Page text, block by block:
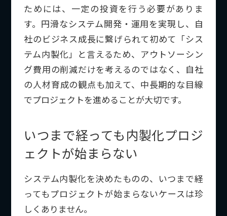
ためには、一定の投資を行う必要がありま
す。円滑なシステム開発・運用を実現し、自
社のビジネス成長に繋げられて初めて「シス
テム内製化」と言えるため、アウトソーシン
グ費用の削減だけを考えるのではなく、自社
の人材育成の観点も加えて、中長期的な目線
でプロジェクトを進めることが大切です。
いつまで経っても内製化プロジ
ェクトが始まらない
システム内製化を決めたものの、いつまで経
ってもプロジェクトが始まらないケースは珍
しくありません。